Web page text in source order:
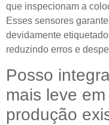
que inspecionam a
Esses sensores
devidamente
reduzindo erros e
Posso
mais leve
produção